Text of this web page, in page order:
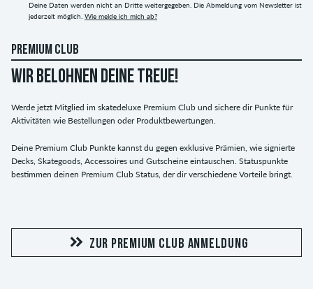
Deine Daten werden nicht an Dritte weitergegeben. Die Abmeldung vom Newsletter ist
jederzeit möglich. Wie melde ich mich ab?
PREMIUM CLUB
WIR BELOHNEN DEINE TREUE!
Werde jetzt Mitglied im skatedeluxe Premium Club und sichere dir Punkte für
Aktivitäten wie Bestellungen oder Produktbewertungen.
Deine Premium Club Punkte kannst du gegen exklusive Prämien, wie signierte
Decks, Skategoods, Accessoires und Gutscheine eintauschen. Statuspunkte
bestimmen deinen Premium Club Status, der dir verschiedene Vorteile bringt.
ZUR PREMIUM CLUB ANMELDUNG